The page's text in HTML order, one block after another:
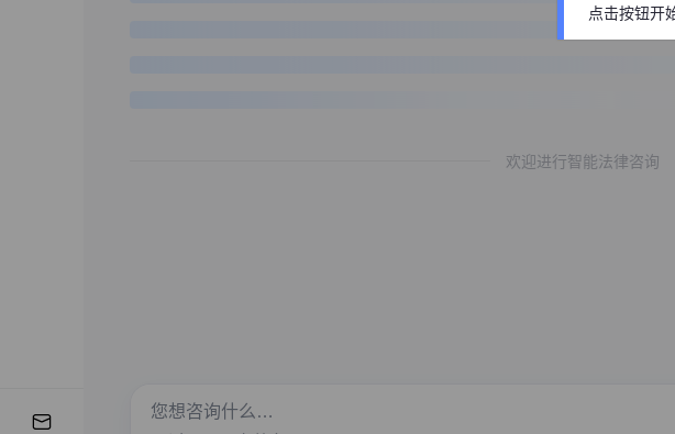
欢迎进行智能法律咨询
点击按钮开